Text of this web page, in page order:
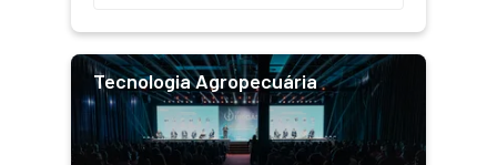
Tecnologia Agropecuária